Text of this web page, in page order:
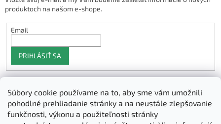
Súbory cookie používame na to, aby sme vám umožnili
pohodlné prehliadanie stránky a na neustále zlepšovanie
funkčnosti, výkonu a použiteľnosti stránky
produktoch na našom e-shope.
Email
PRIHLÁSIŤ SA
Shoptet.sk